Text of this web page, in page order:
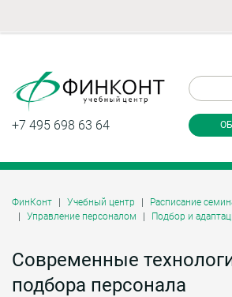
+7 495 698 63 64
ФинКонт Учебный центр
Расписание
Управление персоналом
Подбор и
Современные
подбора персонала
звонок
Даю согласие на обработку